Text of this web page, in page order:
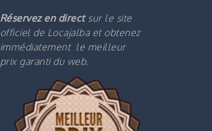
Réservez en directsur le site
officiel de Locajalba et obtenez
immédiatement le meilleur
prix garanti du web.